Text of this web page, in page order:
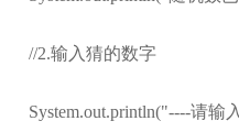
//2.输入猜的数字
System.out.println("----请输